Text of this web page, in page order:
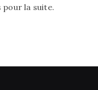
pour la suite.